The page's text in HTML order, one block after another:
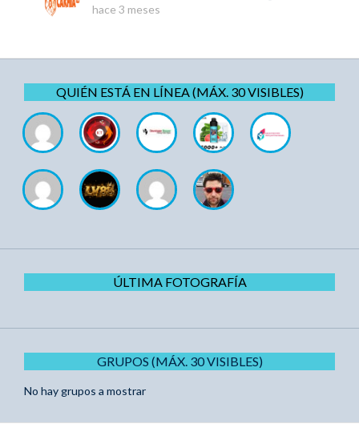
hace 3 meses
QUIÉN ESTÁ EN LÍNEA (MÁX. 30 VISIBLES)
ÚLTIMA FOTOGRAFÍA
GRUPOS (MÁX. 30 VISIBLES)
No hay grupos a mostrar